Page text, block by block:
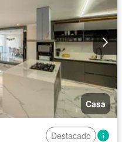
Casa
Destacado